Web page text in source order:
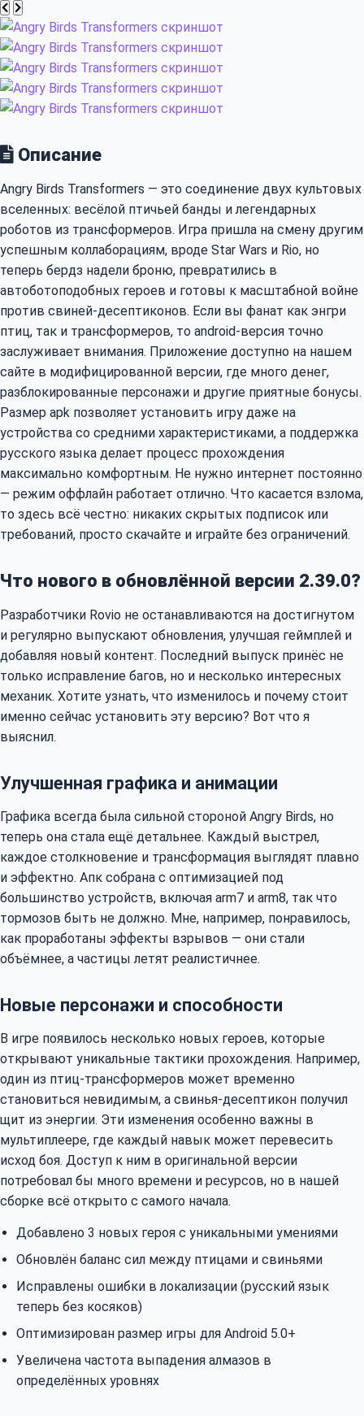
Описание
Angry Birds Transformers — это соединение двух культовых
вселенных: весёлой птичьей банды и легендарных
роботов из трансформеров. Игра пришла на смену другим
успешным коллаборациям, вроде Star Wars и Rio, но
теперь бердз надели броню, превратились в
автоботоподобных героев и готовы к масштабной войне
против свиней-десептиконов. Если вы фанат как энгри
птиц, так и трансформеров, то android-версия точно
заслуживает внимания. Приложение доступно на нашем
сайте в модифицированной версии, где много денег,
разблокированные персонажи и другие приятные бонусы.
Размер apk позволяет установить игру даже на
устройства со средними характеристиками, а поддержка
русского языка делает процесс прохождения
максимально комфортным. Не нужно интернет постоянно
— режим оффлайн работает отлично. Что касается взлома,
то здесь всё честно: никаких скрытых подписок или
требований, просто скачайте и играйте без ограничений.
Что нового в обновлённой версии 2.39.0?
Разработчики Rovio не останавливаются на достигнутом
и регулярно выпускают обновления, улучшая геймплей и
добавляя новый контент. Последний выпуск принёс не
только исправление багов, но и несколько интересных
механик. Хотите узнать, что изменилось и почему стоит
именно сейчас установить эту версию? Вот что я
выяснил.
Улучшенная графика и анимации
Графика всегда была сильной стороной Angry Birds, но
теперь она стала ещё детальнее. Каждый выстрел,
каждое столкновение и трансформация выглядят плавно
и эффектно. Апк собрана с оптимизацией под
большинство устройств, включая arm7 и arm8, так что
тормозов быть не должно. Мне, например, понравилось,
как проработаны эффекты взрывов — они стали
объёмнее, а частицы летят реалистичнее.
Новые персонажи и способности
В игре появилось несколько новых героев, которые
открывают уникальные тактики прохождения. Например,
один из птиц-трансформеров может временно
становиться невидимым, а свинья-десептикон получил
щит из энергии. Эти изменения особенно важны в
мультиплеере, где каждый навык может перевесить
исход боя. Доступ к ним в оригинальной версии
потребовал бы много времени и ресурсов, но в нашей
сборке всё открыто с самого начала.
Добавлено 3 новых героя с уникальными умениями
Обновлён баланс сил между птицами и свиньями
Исправлены ошибки в локализации (русский язык
теперь без косяков)
Оптимизирован размер игры для Android 5.0+
Увеличена частота выпадения алмазов в
определённых уровнях